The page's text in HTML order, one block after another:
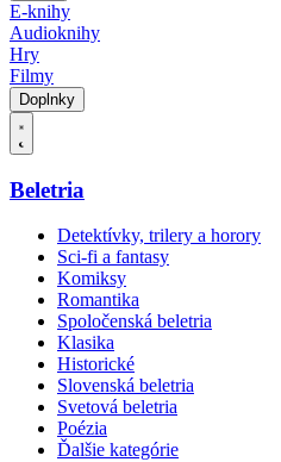
E-knihy
Audioknihy
Hry
Filmy
Doplnky
Beletria
Detektívky, trilery a horory
Sci-fi a fantasy
Komiksy
Romantika
Spoločenská beletria
Klasika
Historické
Slovenská beletria
Svetová beletria
Poézia
Ďalšie kategórie